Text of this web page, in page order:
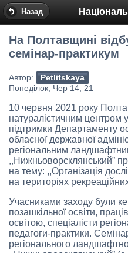
Назад
На Полтавщині
семінар-практикум
Автор:
Petlitskaya
Понеділок, Чер 14, 21
10 червня 2021 року
натуралістичним центром
підтримки Департаменту
обласної державної
регіональним
,,Нижньоворсклянський”
на тему: ,,Організація
на територіях
Учасниками заходу були
позашкільної освіти,
освітою, спеціалісти
педагоги-практики.
регіонального